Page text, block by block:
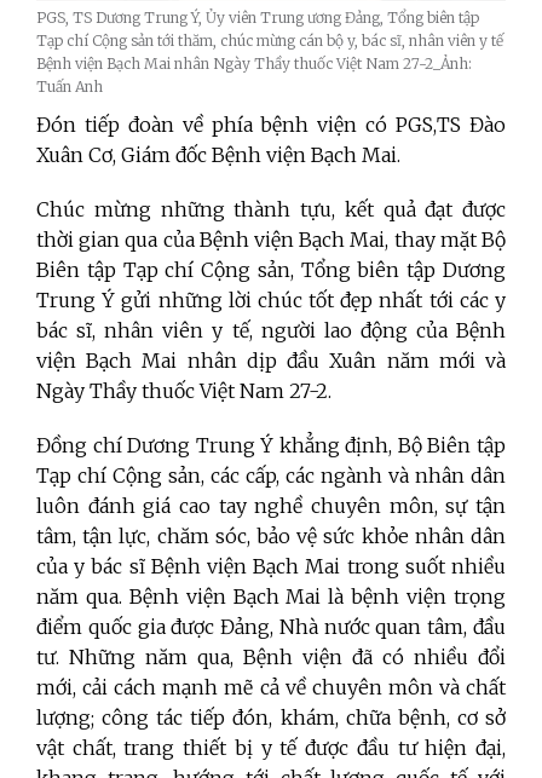
PGS, TS Dương Trung Ý, Ủy viên Trung ương Đảng, Tổng biên tập
Tạp chí Cộng sản tới thăm, chúc mừng cán bộ y, bác sĩ, nhân viên y tế
Bệnh viện Bạch Mai nhân Ngày Thầy thuốc Việt Nam 27-2_Ảnh:
Tuấn Anh
Đón tiếp đoàn về phía bệnh viện có PGS,TS Đào
Xuân Cơ, Giám đốc Bệnh viện Bạch Mai.
Chúc mừng những thành tựu, kết quả đạt được
thời gian qua của Bệnh viện Bạch Mai, thay mặt Bộ
Biên tập Tạp chí Cộng sản, Tổng biên tập Dương
Trung Ý gửi những lời chúc tốt đẹp nhất tới các y
bác sĩ, nhân viên y tế, người lao động của Bệnh
viện Bạch Mai nhân dịp đầu Xuân năm mới và
Ngày Thầy thuốc Việt Nam 27-2.
Đồng chí Dương Trung Ý khẳng định, Bộ Biên tập
Tạp chí Cộng sản, các cấp, các ngành và nhân dân
luôn đánh giá cao tay nghề chuyên môn, sự tận
tâm, tận lực, chăm sóc, bảo vệ sức khỏe nhân dân
của y bác sĩ Bệnh viện Bạch Mai trong suốt nhiều
năm qua. Bệnh viện Bạch Mai là bệnh viện trọng
điểm quốc gia được Đảng, Nhà nước quan tâm, đầu
tư. Những năm qua, Bệnh viện đã có nhiều đổi
mới, cải cách mạnh mẽ cả về chuyên môn và chất
lượng; công tác tiếp đón, khám, chữa bệnh, cơ sở
vật chất, trang thiết bị y tế được đầu tư hiện đại,